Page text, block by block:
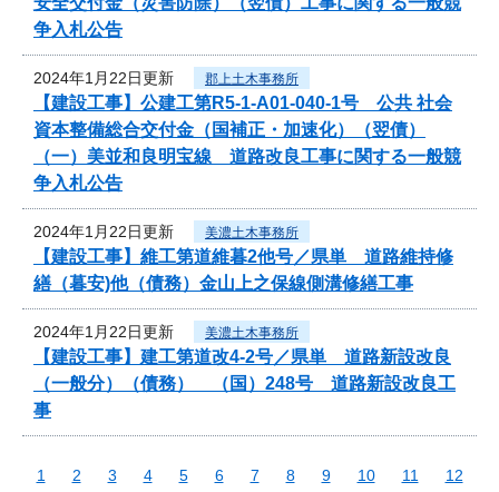
争入札公告
2024年1月22日更新 郡上土木事務所
【建設工事】公建工第R5-1-A01-040-1号 公共 社会
資本整備総合交付金（国補正・加速化）（翌債）
（一）美並和良明宝線 道路改良工事に関する一般競
争入札公告
2024年1月22日更新 美濃土木事務所
【建設工事】維工第道維暮2他号／県単 道路維持修
繕（暮安)他（債務）金山上之保線側溝修繕工事
2024年1月22日更新 美濃土木事務所
【建設工事】建工第道改4-2号／県単 道路新設改良
（一般分）（債務） （国）248号 道路新設改良工
事
1 2 3 4 5 6 7 8 9 10 11
12